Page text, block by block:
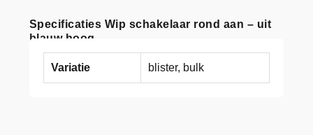
Specificaties Wip schakelaar rond aan – uit
blauw hoog
Variatie blister, bulk